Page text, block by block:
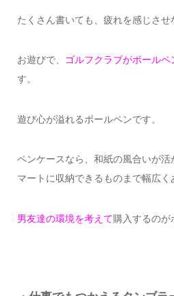
たくさん書いても、疲れを感じさせ
お遊びで、 ゴルフクラブがボールペ
す。
遊び心が溢れるボールペンです。
ペンケースなら、和紙の風合いが
マートに収納できるものまで幅広く
男友達の環境を考えて購入するのが